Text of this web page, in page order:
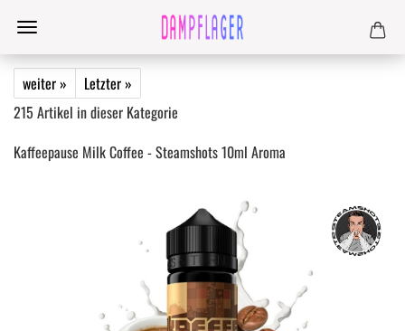
weiter »
Letzter »
215 Artikel in dieser Kategorie
Kaffeepause Milk Coffee - Steamshots 10ml Aroma